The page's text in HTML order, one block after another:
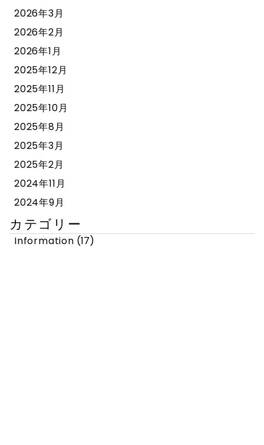
2026年3月
2026年2月
2026年1月
2025年12月
2025年11月
2025年10月
2025年8月
2025年3月
2025年2月
2024年11月
2024年9月
カテゴリー
Information (17)